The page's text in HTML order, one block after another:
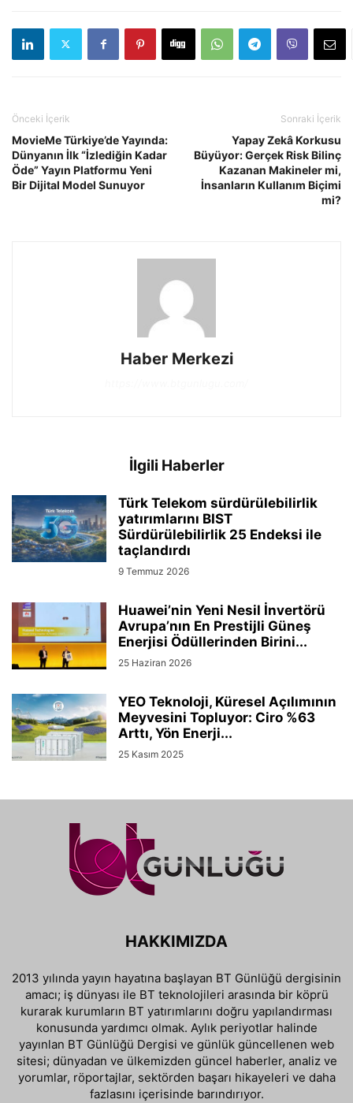
Önceki İçerik
MovieMe Türkiye’de Yayında:
Dünyanın İlk “İzlediğin Kadar
Öde” Yayın Platformu Yeni
Bir Dijital Model Sunuyor
Sonraki İçerik
Yapay Zekâ Korkusu
Büyüyor: Gerçek Risk Bilinç
Kazanan Makineler mi,
İnsanların Kullanım Biçimi
mi?
Haber Merkezi
İlgili Haberler
Türk Telekom sürdürülebilirlik
yatırımlarını BIST
Sürdürülebilirlik 25 Endeksi ile
taçlandırdı
9 Temmuz 2026
Huawei’nin Yeni Nesil İnvertörü
Avrupa’nın En Prestijli Güneş
Enerjisi Ödüllerinden Birini...
25 Haziran 2026
YEO Teknoloji, Küresel Açılımının
Meyvesini Topluyor: Ciro %63
Arttı, Yön Enerji...
25 Kasım 2025
HAKKIMIZDA
2013 yılında yayın hayatına başlayan BT Günlüğü dergisinin
amacı; iş dünyası ile BT teknolojileri arasında bir köprü
kurarak kurumların BT yatırımlarını doğru yapılandırması
konusunda yardımcı olmak. Aylık periyotlar halinde
yayınlan BT Günlüğü Dergisi ve günlük güncellenen web
sitesi; dünyadan ve ülkemizden güncel haberler, analiz ve
yorumlar, röportajlar, sektörden başarı hikayeleri ve daha
fazlasını içerisinde barındırıyor.